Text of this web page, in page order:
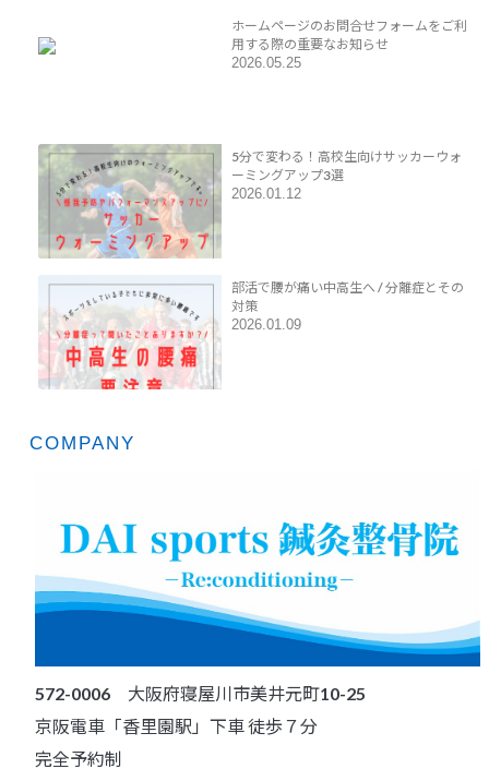
ホームページのお問合せフォームをご利
用する際の重要なお知らせ
2026.05.25
5分で変わる！高校生向けサッカーウォ
ーミングアップ3選
2026.01.12
部活で腰が痛い中高生へ / 分離症とその
対策
2026.01.09
COMPANY
572-0006 大阪府寝屋川市美井元町10-25
京阪電車「香里園駅」下車 徒歩７分
完全予約制